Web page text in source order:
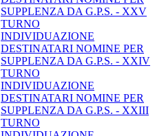
SUPPLENZA DA G.P.S. - XXV
TURNO
INDIVIDUAZIONE
DESTINATARI NOMINE PER
SUPPLENZA DA G.P.S. - XXIV
TURNO
INDIVIDUAZIONE
DESTINATARI NOMINE PER
SUPPLENZA DA G.P.S. - XXIII
TURNO